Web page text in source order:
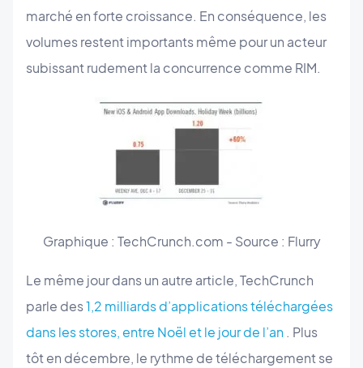
marché en forte croissance. En conséquence, les
volumes restent importants même pour un acteur
subissant rudement la concurrence comme RIM.
Graphique : TechCrunch.com - Source : Flurry
Le même jour dans un autre article, TechCrunch
parle des1,2 milliards d’applications téléchargées
dans les stores, entre Noël et le jour de l’an. Plus
tôt en décembre, le rythme de téléchargement se